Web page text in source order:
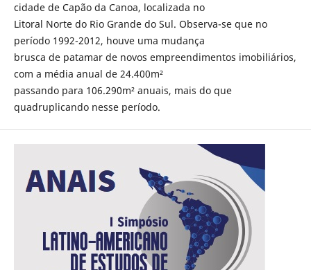
cidade de Capão da Canoa, localizada no
Litoral Norte do Rio Grande do Sul. Observa-se que no
período 1992-2012, houve uma mudança
brusca de patamar de novos empreendimentos imobiliários,
com a média anual de 24.400m²
passando para 106.290m² anuais, mais do que
quadruplicando nesse período.